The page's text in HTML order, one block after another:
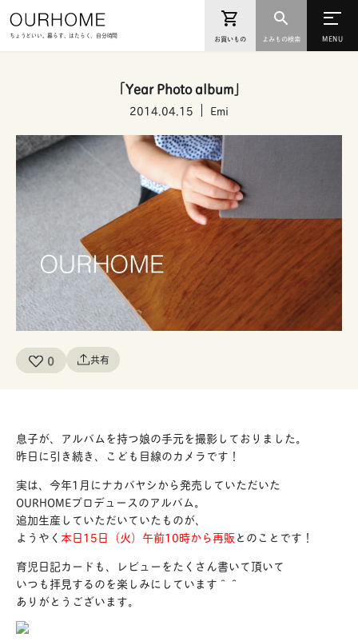
ちょうどいい。暮らす、はたらく、自分時間
「Year Photo album」
2014.04.15 Emi
0 共有
息子が、アルバムを持つ娘の手元を撮影しておりました。
昨日に引き続き、こども目線のカメラです！
実は、今年1月にナカバヤシから発売していただいた
OURHOMEプロデュースのアルバム。
追加生産していただいていたものが、
ようやく 本日15日（火）午前10時から再販とのことです！
育児日記カードも、レビューをたくさん書いて頂いて
いつも拝見するのを楽しみにしています＾＾
ありがとうございます。
お買いもの よみもの検索